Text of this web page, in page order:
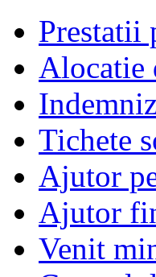
Prestatii
Alocatie
Tichete
Ajutor
Ajutor
Venit